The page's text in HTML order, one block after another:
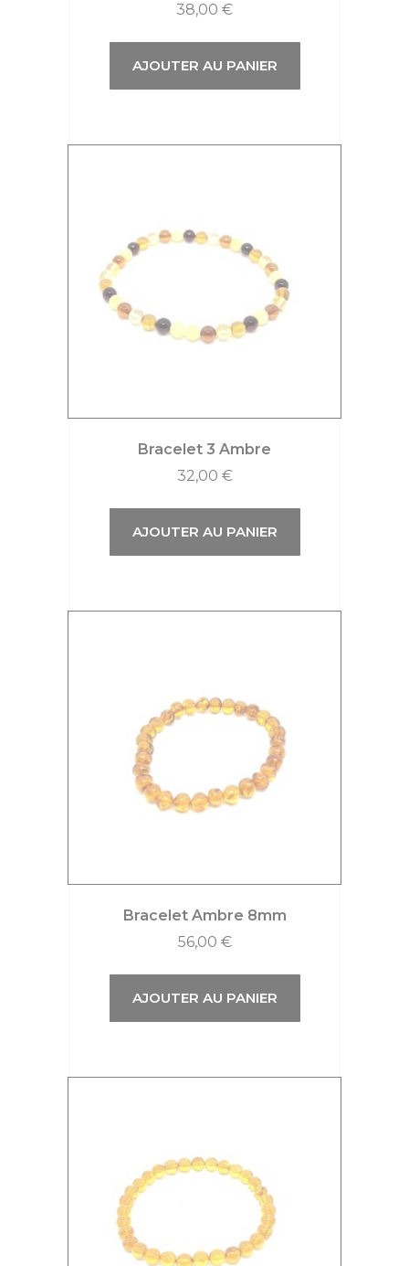
38,00 €
AJOUTER AU PANIER
Bracelet 3 Ambre
32,00 €
AJOUTER AU PANIER
Bracelet Ambre 8mm
56,00 €
AJOUTER AU PANIER